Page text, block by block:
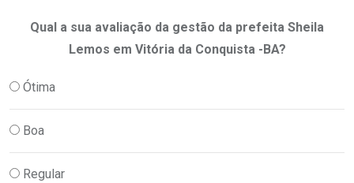
Qual a sua avaliação da gestão da prefeita Sheila
Lemos em Vitória da Conquista -BA?
Ótima
Boa
Regular